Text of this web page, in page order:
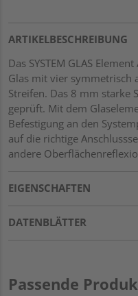
ARTIKELBESCHREIBUNG
Das SYSTEM GLAS
Glas mit vier symmetrisch
Streifen. Das 8 mm starke
geprüft. Mit dem
Befestigung an den
auf die richtige
andere
EIGENSCHAFTEN
DATENBLÄTTER
Passende